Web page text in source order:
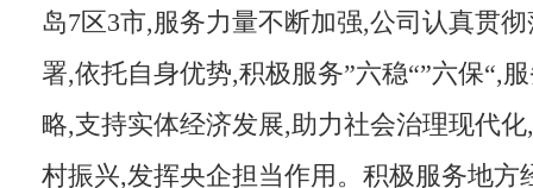
岛7区3市,服务力量不断加强,公司认真贯
署,依托自身优势,积极服务”六稳“”六保“,
略,支持实体经济发展,助力社会治理现代
村振兴,发挥央企担当作用。积极服务地方